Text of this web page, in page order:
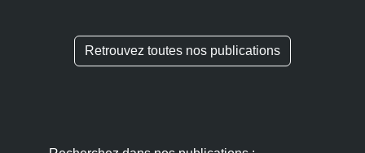
Retrouvez toutes nos publications